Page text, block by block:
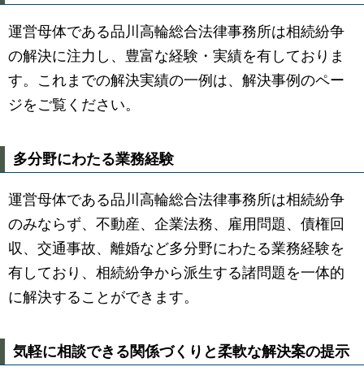
運営母体である品川高輪総合法律事務所は相続紛争
の解決に注力し、豊富な経験・実績を有しておりま
す。これまでの解決実績の一例は、解決事例のペー
ジをご覧ください。
多分野にわたる業務経験
運営母体である品川高輪総合法律事務所は相続紛争
のみならず、不動産、企業法務、雇用問題、債権回
収、交通事故、離婚など多分野にわたる業務経験を
有しており、相続紛争から派生する諸問題を一体的
に解決することができます。
気軽に相談できる関係づくりと柔軟な解決案の提示